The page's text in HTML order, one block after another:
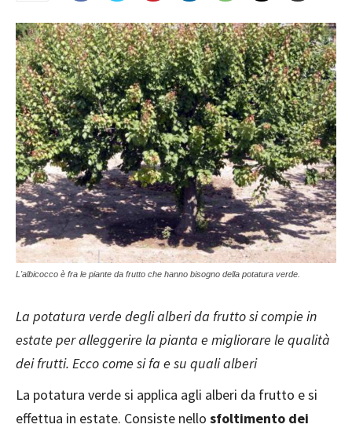
L'albicocco è fra le piante da frutto che hanno bisogno della potatura verde.
La potatura verde degli alberi da frutto si compie in
estate per alleggerire la pianta e migliorare le qualità
dei frutti. Ecco come si fa e su quali alberi
La potatura verde si applica agli alberi da frutto e si
effettua in estate. Consiste nello sfoltimento dei